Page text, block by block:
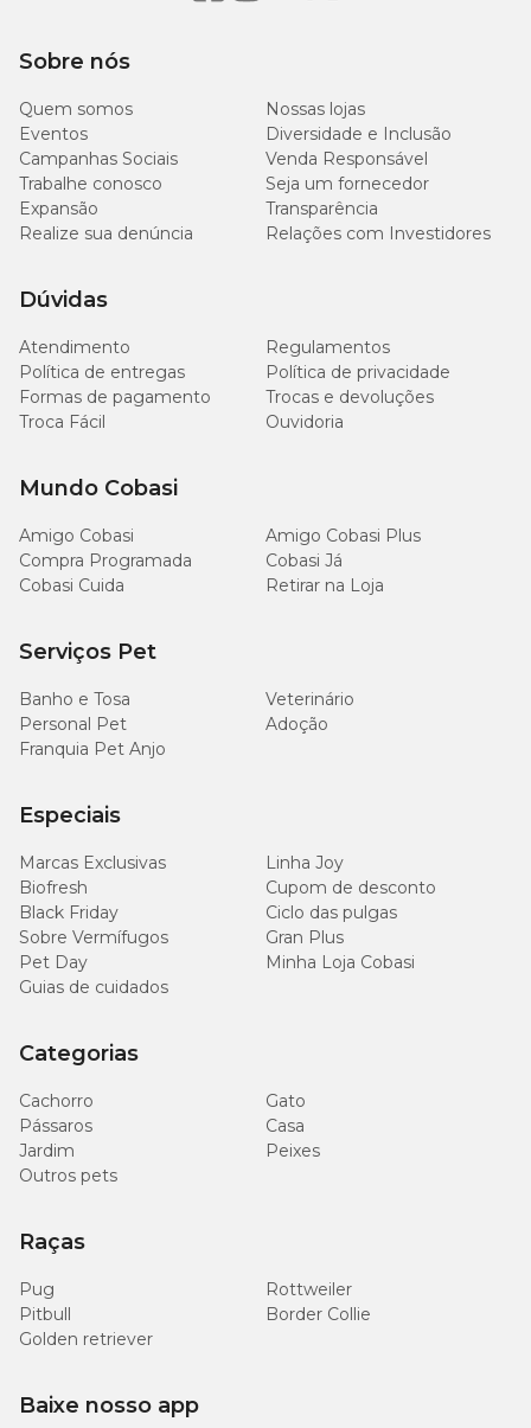
Ixodes ricinus
Ixodes scapularis
Ixodes holocyclus
Dermacentor reticulatus
Dermacentor variabilis
Rhipicephalus sanguineus
Quais são os principais benefícios do Bravecto 20
a 40kg?
O medicamento amplia a cobertura antiparasitária e oferece
suporte no controle de diferentes infestações em cães de médio e
Entre os principais benefícios estão:
orelha;
auxilia na redução das populações de pulgas nas áreas onde o
cão circula;
pode integrar o manejo da
pulga (DAPP)
transmissores de doenças;
comprimido mastigável de fácil administração.
Como administrar Bravecto 20 a 40kg?
De acordo com a bula Bravecto, ofereça um comprimido
mastigável inteiro diretamente ao cão ou junto ao alimento,
conforme a aceitação do animal.
O comprimido não deve ser partido ou dividido, pois a dosagem é
calculada conforme o peso corporal do pet. Além disso, o produto
Consulte sempre um médico-veterinário para orientação
Quais cuidados são necessários na administração
do Bravecto 20 a 40kg?
orientações de armazenamento descritas na
manter em local seco, protegido da luz solar;
armazenar em temperatura entre 15°C e 30°C;
manter fora do alcance de crianças e outros animais.
Durante a administração, também são recomendados alguns
cuidados:
Sobre nós
Quem somos
Nossas lojas
Eventos
Diversidade e Inclusão
Campanhas Sociais
Venda Responsável
Trabalhe conosco
Seja um fornecedor
Expansão
Transparência
Realize sua denúncia
Relações com Investidores
Dúvidas
Atendimento
Regulamentos
Política de entregas
Política de privacidade
Formas de pagamento
Trocas e devoluções
Troca Fácil
Ouvidoria
Mundo Cobasi
Amigo Cobasi
Amigo Cobasi Plus
Compra Programada
Cobasi Já
Cobasi Cuida
Retirar na Loja
Serviços Pet
Banho e Tosa
Veterinário
Personal Pet
Adoção
Franquia Pet Anjo
Especiais
Marcas Exclusivas
Linha Joy
Biofresh
Cupom de desconto
Black Friday
Ciclo das pulgas
Sobre Vermífugos
Gran Plus
Pet Day
Minha Loja Cobasi
Guias de cuidados
Categorias
Cachorro
Gato
Pássaros
Casa
Jardim
Peixes
Outros pets
Raças
Pug
Rottweiler
Pitbull
Border Collie
Golden retriever
Baixe nosso app